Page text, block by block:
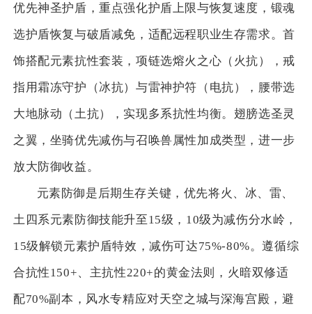
优先神圣护盾，重点强化护盾上限与恢复速度，锻魂
选护盾恢复与破盾减免，适配远程职业生存需求。首
饰搭配元素抗性套装，项链选熔火之心（火抗），戒
指用霜冻守护（冰抗）与雷神护符（电抗），腰带选
大地脉动（土抗），实现多系抗性均衡。翅膀选圣灵
之翼，坐骑优先减伤与召唤兽属性加成类型，进一步
放大防御收益。
元素防御是后期生存关键，优先将火、冰、雷、
土四系元素防御技能升至15级，10级为减伤分水岭，
15级解锁元素护盾特效，减伤可达75%-80%。遵循综
合抗性150+、主抗性220+的黄金法则，火暗双修适
配70%副本，风水专精应对天空之城与深海宫殿，避